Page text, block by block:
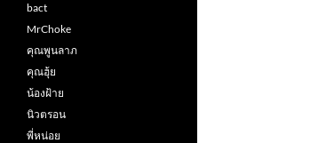
bact
MrChoke
คุณพูนลาภ
คุณฮุ้ย
น้องฝ้าย
นิวตรอน
พี่หน่อย